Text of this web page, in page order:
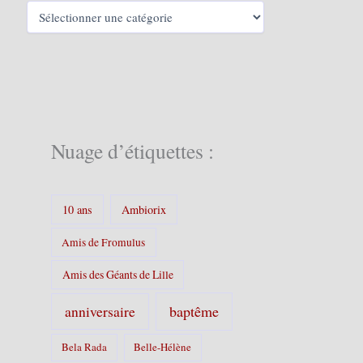
C
Nuage d’étiquettes :
10 ans Ambiorix
Amis de Fromulus
Amis des Géants de Lille
anniversaire baptême
Bela Rada Belle-Hélène